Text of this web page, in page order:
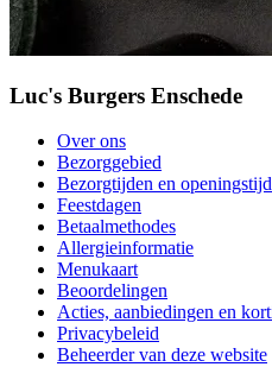
Luc's Burgers Enschede
Over ons
Bezorggebied
Bezorgtijden en
Feestdagen
Betaalmethodes
Allergieinformatie
Menukaart
Beoordelingen
Acties, aanbiedingen en
Privacybeleid
Beheerder van deze website